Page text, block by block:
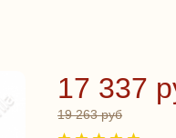
17 337
19 263 руб